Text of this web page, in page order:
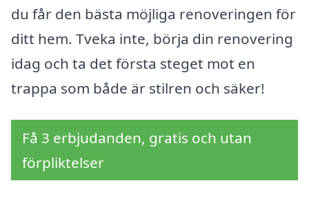
du får den bästa möjliga renoveringen för
ditt hem. Tveka inte, börja din renovering
idag och ta det första steget mot en
trappa som både är stilren och säker!
Få 3 erbjudanden, gratis och utan
förpliktelser